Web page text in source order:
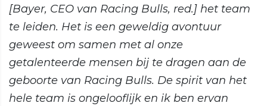
[Bayer, CEO van Racing Bulls, red.] het team
te leiden. Het is een geweldig avontuur
geweest om samen met al onze
getalenteerde mensen bij te dragen aan de
geboorte van Racing Bulls. De spirit van het
hele team is ongelooflijk en ik ben ervan